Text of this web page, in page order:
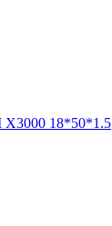
Х3000 18*50*1.5